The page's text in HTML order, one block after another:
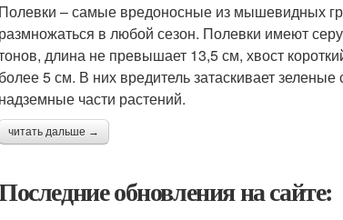
Полевки – самые вредоносные из мышевидных
размножаться в любой сезон. Полевки имеют
длина не превышает 13,5 см, хвост
более 5 см. В них вредитель затаскивает
надземные части растений.
читать дальше →
обновления на сайте: